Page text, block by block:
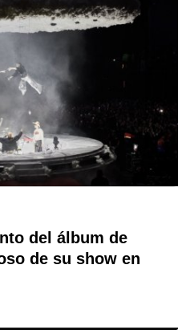
del álbum de
de su show en